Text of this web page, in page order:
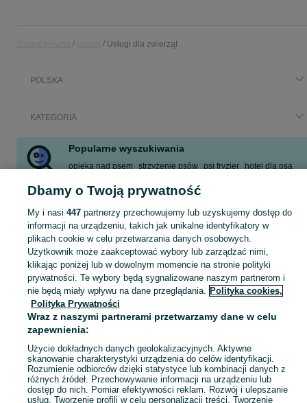
Usługi dla zwierząt
POLSKA
KATEGORIA
Popularne wyszukiwania
opieka nad psem strzyżenie psów psi fryzjer
hotel dla psa
Troska o zdrowie i komfort zwierząt domowych to dla wielu właścicieli
Jakie są rodzaje usług dla zwierząt?
Usługi dla zwierząt obejmują szeroką gamę świadczeń związanych z
Strzyżenie psów
– poprzez pielęgnację sierści groomerzy
Usługi behawiorysty
Szkolenia i treningi zwierząt – dedykowane zajęcia, które mają na
Usługi hotelowe dla zwierząt
Czym kierować się przy wyborze usług dla
Wybór odpowiedniej usługi dla zwierzaka to klucz do jego zdrowia i
Mapa kategorii
Mapa miejscowości
Mapa ministron
Popularne wyszukiwania
Dbamy o Twoją prywatność
My i nasi 447partnerzy przechowujemy lub uzyskujemy dostęp do
informacji na urządzeniu, takich jak unikalne identyfikatory w
plikach cookie w celu przetwarzania danych osobowych.
Użytkownik może zaakceptować wybory lub zarządzać nimi,
klikając poniżej lub w dowolnym momencie na stronie polityki
prywatności. Te wybory będą sygnalizowane naszym partnerom i
nie będą miały wpływu na dane przeglądania. Polityka cookies,
Polityka Prywatności
Wraz z naszymi partnerami przetwarzamy dane w celu
zapewnienia:
Użycie dokładnych danych geolokalizacyjnych. Aktywne
skanowanie charakterystyki urządzenia do celów identyfikacji.
Rozumienie odbiorców dzięki statystyce lub kombinacji danych z
różnych źródeł. Przechowywanie informacji na urządzeniu lub
dostęp do nich. Pomiar efektywności reklam. Rozwój i ulepszanie
usług. Tworzenie profili w celu personalizacji treści. Tworzenie